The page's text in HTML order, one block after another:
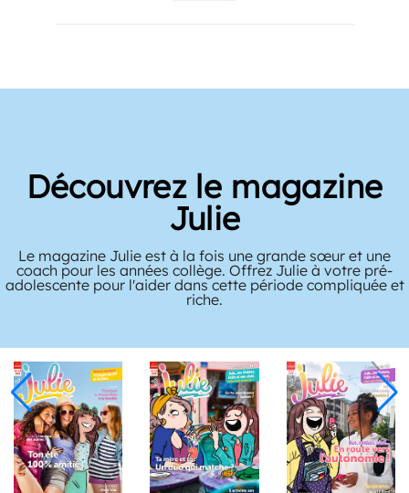
Découvrez le magazine
Julie
Le magazine Julie est à la fois une grande sœur et une
coach pour les années collège. Offrez Julie à votre pré-
adolescente pour l'aider dans cette période compliquée et
riche.